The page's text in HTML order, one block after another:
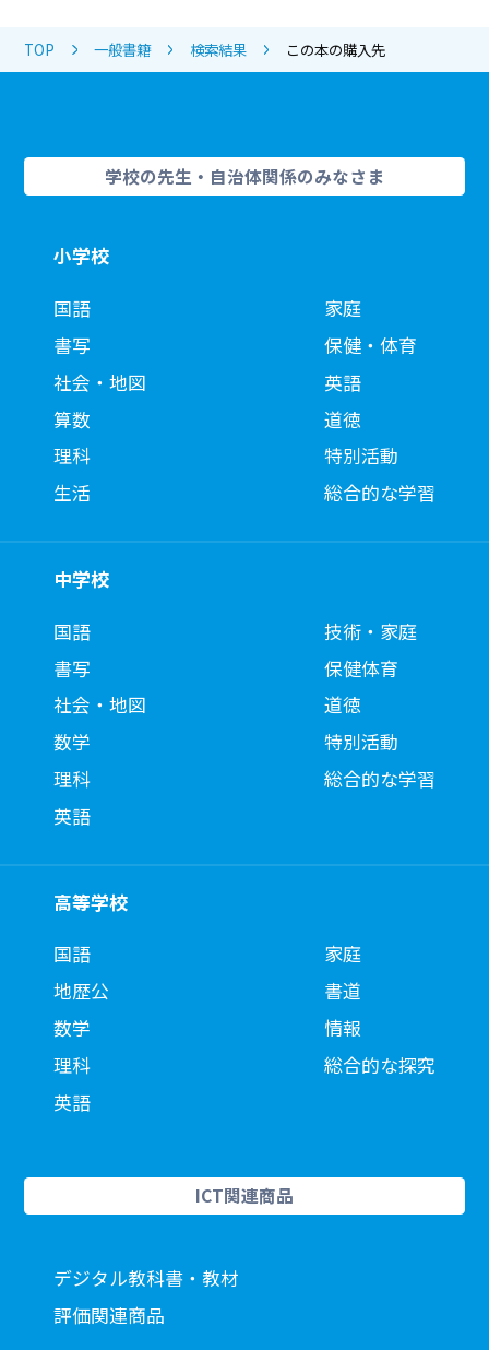
TOP 一般書籍 検索結果 この本の購入先
学校の先生・自治体関係のみなさま
小学校
国語
書写
社会・地図
算数
理科
生活
家庭
保健・体育
英語
道徳
特別活動
総合的な学習
中学校
国語
書写
社会・地図
数学
理科
英語
技術・家庭
保健体育
道徳
特別活動
総合的な学習
高等学校
国語
地歴公
数学
理科
英語
家庭
書道
情報
総合的な探究
ICT関連商品
デジタル教科書・教材
評価関連商品